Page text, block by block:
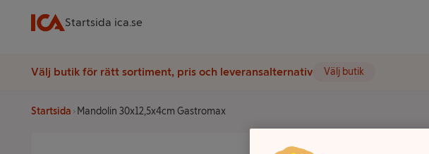
Startsida ica.se
Välj butik för rätt sortiment, pris och leveransalternativ Välj butik
Startsida Mandolin 30x12,5x4cm Gastromax